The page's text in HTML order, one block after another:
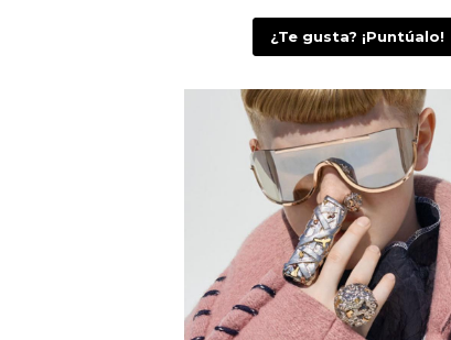
¿Te gusta? ¡Puntúalo!